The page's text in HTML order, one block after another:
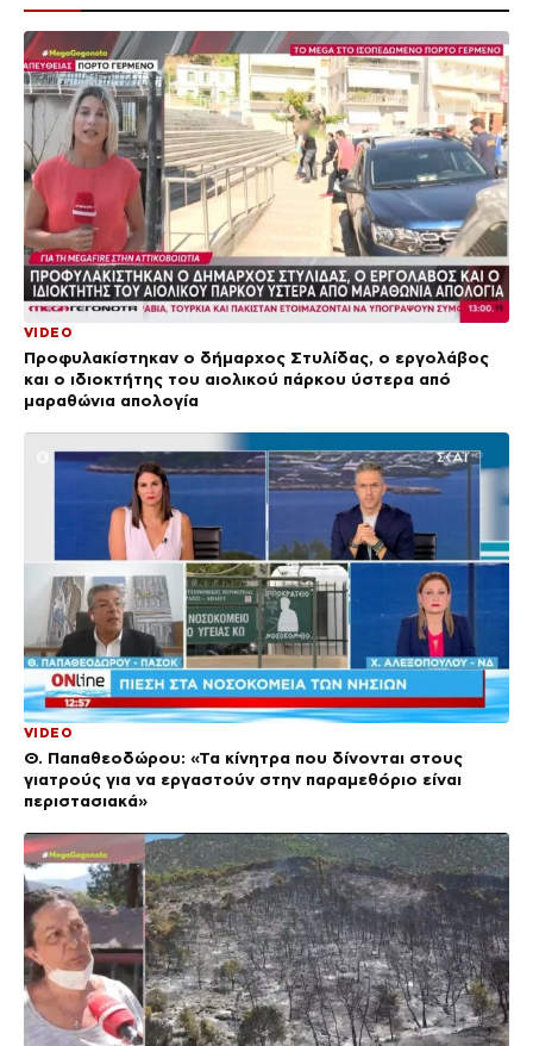
VIDEO
Προφυλακίστηκαν ο δήμαρχος Στυλίδας, ο εργολάβος
και ο ιδιοκτήτης του αιολικού πάρκου ύστερα από
μαραθώνια απολογία
VIDEO
Θ. Παπαθεοδώρου: «Τα κίνητρα που δίνονται στους
γιατρούς για να εργαστούν στην παραμεθόριο είναι
περιστασιακά»